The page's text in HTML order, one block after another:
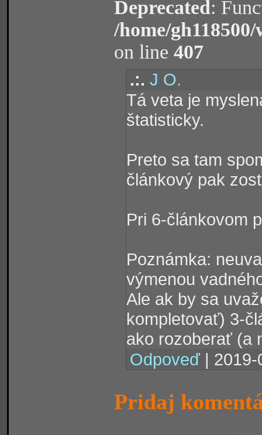
Deprecated:
/home/
on line 407
.:. J O.
Tá veta je
štatisticky.
Preto sa tam
článkový pak
Pri 6-článkovom
Poznámka:
výmenou
Ale ak by sa
kompletovať) 3-
ako rozoberať (a
Odpoveď |
Pridaj